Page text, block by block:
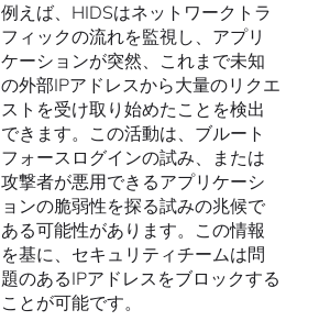
例えば、HIDSはネットワークトラ
フィックの流れを監視し、アプリ
ケーションが突然、これまで未知
の外部IPアドレスから大量のリクエ
ストを受け取り始めたことを検出
できます。この活動は、ブルート
フォースログインの試み、または
攻撃者が悪用できるアプリケーシ
ョンの脆弱性を探る試みの兆候で
ある可能性があります。この情報
を基に、セキュリティチームは問
題のあるIPアドレスをブロックする
ことが可能です。